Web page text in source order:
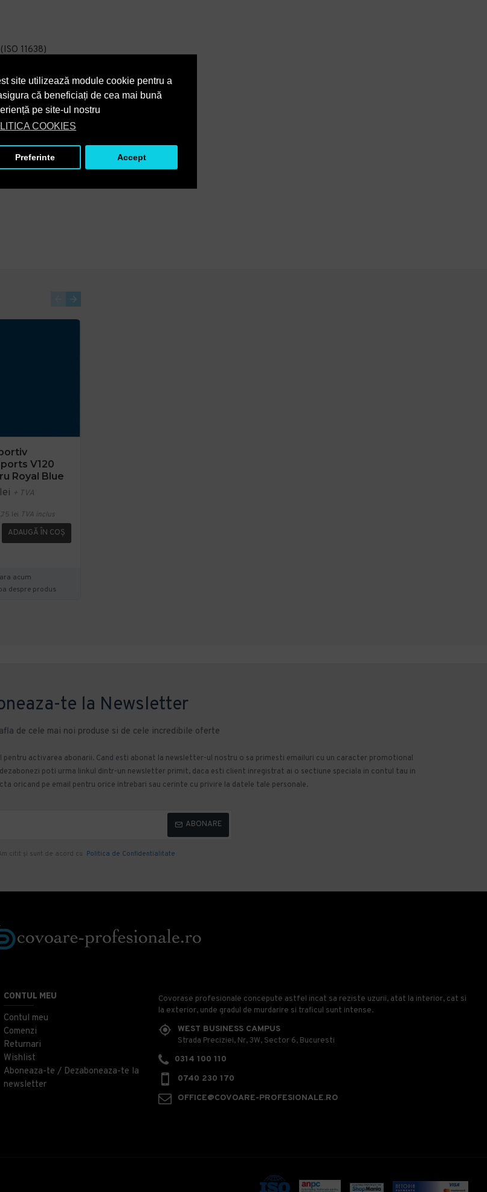
site utilizează module cookie pentru a
că beneficiați de cea mai bună
pe site-ul nostru
COOKIES
Preferinte Accept
11638)
V120
Royal Blue
+ TVA
lei TVA inclus
ADAUGĂ ÎN COŞ
acum
despre produs
te la Newsletter
de cele mai noi produse si de cele incredibile oferte
activarea abonarii. Cand esti abonat la newsletter-ul nostru o sa primesti emailuri cu un caracter promotional
poti urma linkul dintr-un newsletter primit, daca esti client inregistrat ai o sectiune speciala in contul tau in
oricand pe email pentru orice intrebari sau cerinte cu privire la datele tale personale.
ABONARE
citit şi sunt de acord cu Politica de Confidentialitate
CONTUL MEU
Contul meu
Comenzi
Returnari
Wishlist
Aboneaza-te / Dezaboneaza-te la
newsletter
Covorase profesionale concepute astfel incat sa reziste uzurii, atat la interior, cat si
la exterior, unde gradul de murdarire si traficul sunt intense.
WEST BUSINESS CAMPUS
Strada Preciziei, Nr, 3W, Sector 6, Bucuresti
0314 100 110
0740 230 170
OFFICE@COVOARE-PROFESIONALE.RO